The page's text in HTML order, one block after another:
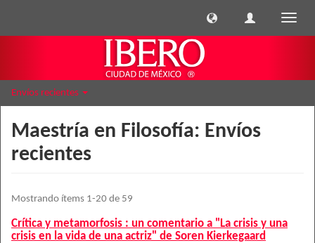
Envíos recientes
Maestría en Filosofía: Envíos
recientes
Mostrando ítems 1-20 de 59
Crítica y metamorfosis : un comentario a "La crisis y una
crisis en la vida de una actriz" de Soren Kierkegaard